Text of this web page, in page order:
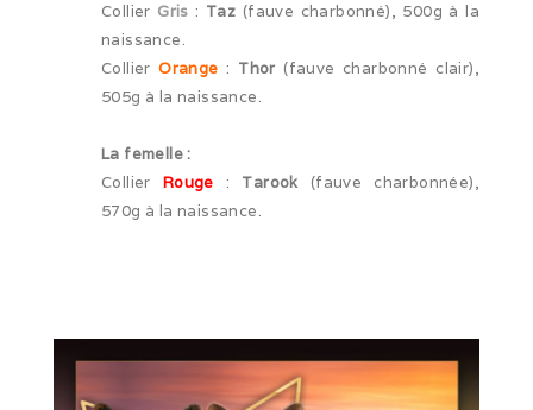
Retrouvailles AS (10/25)
Rencontre Nova (09/25)
Vacances en Bretagne (07/24)
Après midi coquelicots (06/24)
Expo d’Offenburg (03/24)
Collier Gris : Taz (fauve charbonné), 500g à la
naissance.
CollierOrange: Thor (fauve charbonné clair),
505g à la naissance.
La femelle :
Collier Rouge : Tarook(fauve charbonnée),
570g à la naissance.